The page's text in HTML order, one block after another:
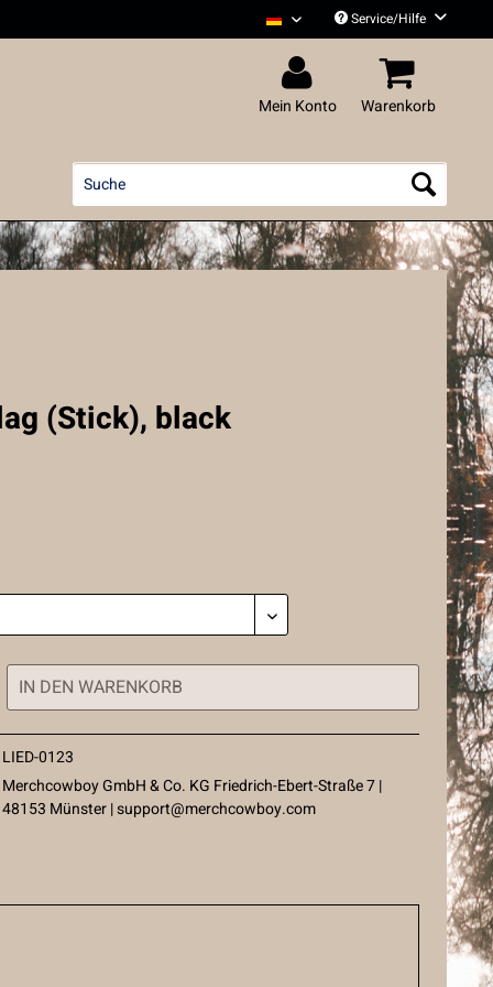
Liedfett DeutschService/Hilfe
Mein Konto Warenkorb
(Stick), black
IN DEN WARENKORB
LIED-0123
Merchcowboy GmbH & Co. KG Friedrich-Ebert-Straße 7 |
48153 Münster |support@merchcowboy.com